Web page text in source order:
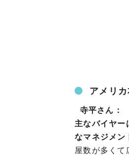
アメリ
寺平さん：
主なバイヤー
なマネジメン
屋数が多く